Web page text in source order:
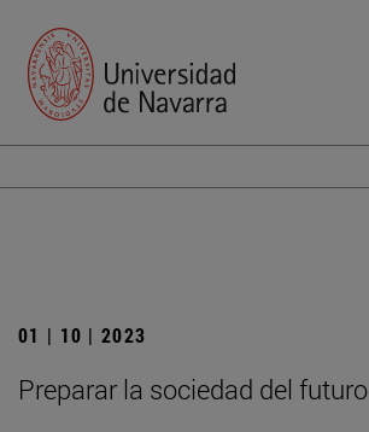
01 | 10 | 2023
Preparar la sociedad del futuro